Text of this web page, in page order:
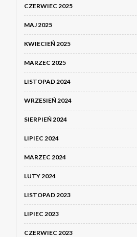
CZERWIEC 2025
MAJ 2025
KWIECIEŃ 2025
MARZEC 2025
LISTOPAD 2024
WRZESIEŃ 2024
SIERPIEŃ 2024
LIPIEC 2024
MARZEC 2024
LUTY 2024
LISTOPAD 2023
LIPIEC 2023
CZERWIEC 2023